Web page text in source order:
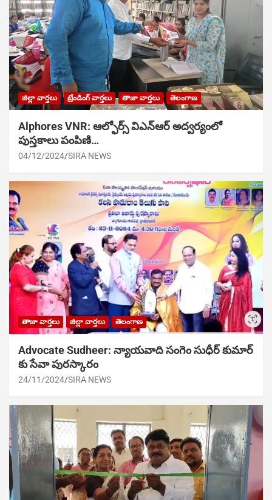
జిల్లా వార్తలు ట్రేండింగ్ వార్తలు తాజా వార్తలు తెలంగాణ
Alphores VNR: ఆల్ఫోర్స్ విఎన్ఆర్ అద్వర్యంలో
పుస్తకాలు పంపిణి…
04/12/2024 SIRA NEWS
తాజా వార్తలు జిల్లా వార్తలు తెలంగాణ
Advocate Sudheer: న్యాయవాది సంగెం సుధీర్ కుమార్
కు సేవా పురస్కారం
24/11/2024 SIRA NEWS